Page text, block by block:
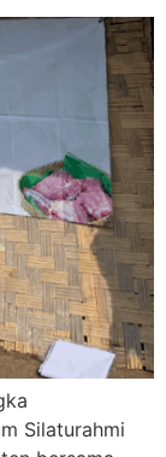
Silaturahmi